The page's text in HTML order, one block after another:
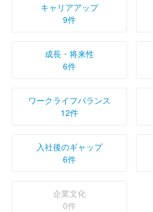
キャリアアップ
9件
成長・将来性
6件
ワークライフバランス
12件
入社後のギャップ
6件
企業文化
0件